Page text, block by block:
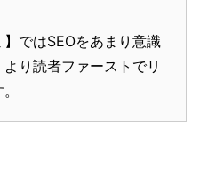
】ではSEOをあまり意識
り読者ファーストでリ